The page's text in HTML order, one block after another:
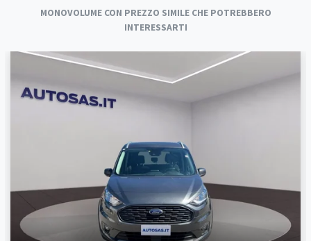
MONOVOLUME CON PREZZO SIMILE CHE POTREBBERO
INTERESSARTI